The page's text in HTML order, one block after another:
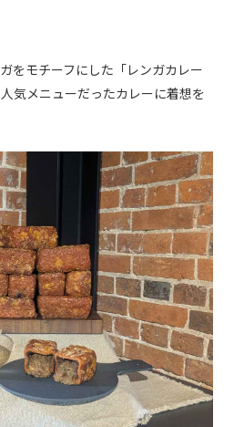
をモチーフにした「レンガカレー
気メニューだったカレーに着想を